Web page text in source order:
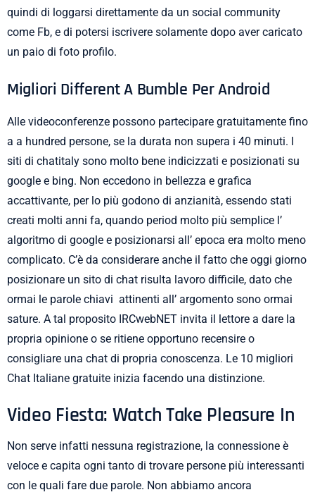
quindi di loggarsi direttamente da un social community
come Fb, e di potersi iscrivere solamente dopo aver caricato
un paio di foto profilo.
Migliori Different A Bumble Per Android
Alle videoconferenze possono partecipare gratuitamente fino
a a hundred persone, se la durata non supera i 40 minuti. I
siti di chatitaly sono molto bene indicizzati e posizionati su
google e bing. Non eccedono in bellezza e grafica
accattivante, per lo più godono di anzianità, essendo stati
creati molti anni fa, quando period molto più semplice l’
algoritmo di google e posizionarsi all’ epoca era molto meno
complicato. C’è da considerare anche il fatto che oggi giorno
posizionare un sito di chat risulta lavoro difficile, dato che
ormai le parole chiavi attinenti all’ argomento sono ormai
sature. A tal proposito IRCwebNET invita il lettore a dare la
propria opinione o se ritiene opportuno recensire o
consigliare una chat di propria conoscenza. Le 10 migliori
Chat Italiane gratuite inizia facendo una distinzione.
Video Fiesta: Watch Take Pleasure In
Non serve infatti nessuna registrazione, la connessione è
veloce e capita ogni tanto di trovare persone più interessanti
con le quali fare due parole. Non abbiamo ancora